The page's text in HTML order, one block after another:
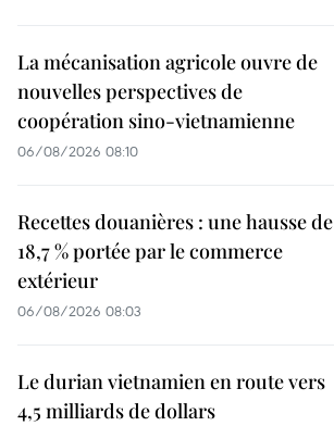
La mécanisation agricole ouvre de
nouvelles perspectives de
coopération sino-vietnamienne
06/08/2026 08:10
Recettes douanières : une hausse de
18,7 % portée par le commerce
extérieur
06/08/2026 08:03
Le durian vietnamien en route vers
4,5 milliards de dollars